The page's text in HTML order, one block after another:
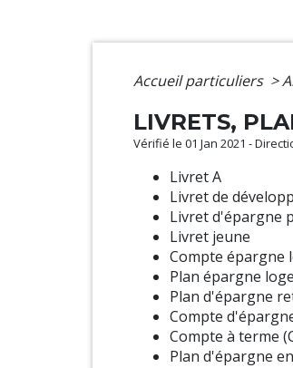
Accueil particuliers >
LIVRETS,
Vérifié le 01 Jan 2021 -
Livret A
Livret de
Livret d'épargne
Livret jeune
Compte épargne
Plan épargne
Plan d'épargne
Compte
Compte à terme
Plan d'épargne